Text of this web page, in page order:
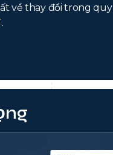
về thay đổi trong quy